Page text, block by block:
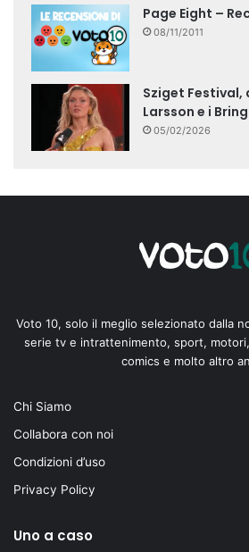
Page Eight –
08/11/2011
Sziget
Larsson e i
05/02/2026
Voto 10, solo il meglio selezionato dalla
serie tv e intrattenimento, sport,
comics e molto altro
Chi Siamo
Collabora con noi
Condizioni d’uso
Privacy Policy
Uno a caso